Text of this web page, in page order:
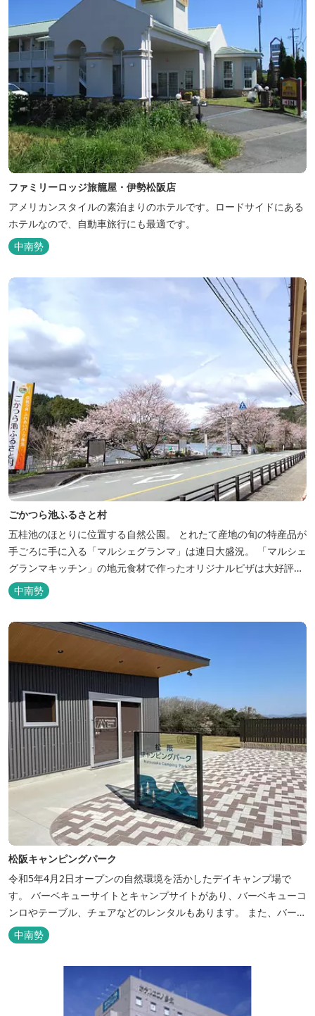
ファミリーロッジ旅籠屋・伊勢松阪店
アメリカンスタイルの素泊まりのホテルです。ロードサイドにある
ホテルなので、自動車旅行にも最適です。
中南勢
ごかつら池ふるさと村
五桂池のほとりに位置する自然公園。 とれたて産地の旬の特産品が
手ごろに手に入る「マルシェグランマ」は連日大盛況。 「マルシェ
グランマキッチン」の地元食材で作ったオリジナルピザは大好評！
バーベキューも楽しめます。食材と必要な道具がセットになった
「手ぶらバーベキューセット」も人気です。 『ごかつら池どうぶつ
気町のローカ...
中南勢
松阪キャンピングパーク
令和5年4月2日オープンの自然環境を活かしたデイキャンプ場で
す。 バーベキューサイトとキャンプサイトがあり、バーベキューコ
ンロやテーブル、チェアなどのレンタルもあります。 また、バーベ
キューサイトは屋根があり雨でも利用いただけます！ 皆さん、ぜひ
ご利用ください！
中南勢